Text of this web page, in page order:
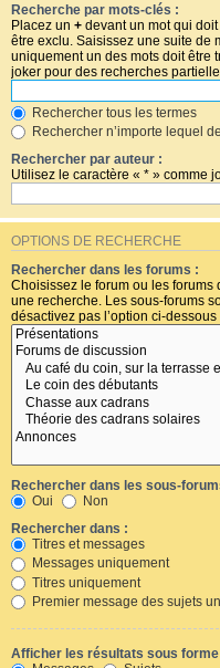
Recherche par mots-clés :
Placez un + devant un mot qui
être exclu. Saisissez une suite de
uniquement un des mots doit être
joker pour des recherches
Rechercher tous les termes
Rechercher n’importe lequel
Rechercher par auteur :
Utilisez le caractère « * » comme
OPTIONS DE RECHERCHE
Rechercher dans les forums :
Choisissez le forum ou les
une recherche. Les sous-forums
désactivez pas l’option ci-
Rechercher dans les sous-
Oui
Non
Rechercher dans :
Titres et messages
Messages uniquement
Titres uniquement
Premier message des sujets
Afficher les résultats sous forme